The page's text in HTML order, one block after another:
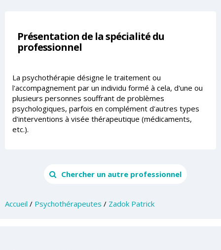
Présentation de la spécialité du
professionnel
La psychothérapie désigne le traitement ou
l'accompagnement par un individu formé à cela, d'une ou
plusieurs personnes souffrant de problèmes
psychologiques, parfois en complément d'autres types
d'interventions à visée thérapeutique (médicaments,
etc.).
Chercher un autre professionnel
Accueil / Psychothérapeutes / Zadok Patrick